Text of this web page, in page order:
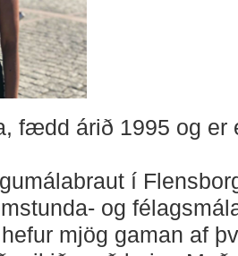
fædd árið 1995 og
í
og
mjög gaman af